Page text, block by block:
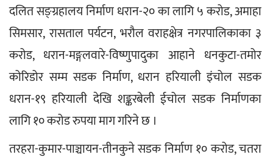
दलित सङ्ग्रहालय निर्माण धरान-२० का लागि ५ करोड, अमाहा
सिमसार, रासताल पर्यटन, भरौल वराहक्षेत्र नगरपालिकाका ३
करोड, धरान-मङ्गलवारे-विष्णुपादुका आहाने धनकुटा-तमोर
कोरिडोर सम्म सडक निर्माण, धरान हरियाली इंचोल सडक
धरान-१९ हरियाली देखि शङ्करबेली ईचोल सडक निर्माणका
लागि १० करोड रुपया माग गरिने छ ।
तरहरा-कुमार-पाञ्चायन-तीनकुने सडक निर्माण १० करोड, चतरा